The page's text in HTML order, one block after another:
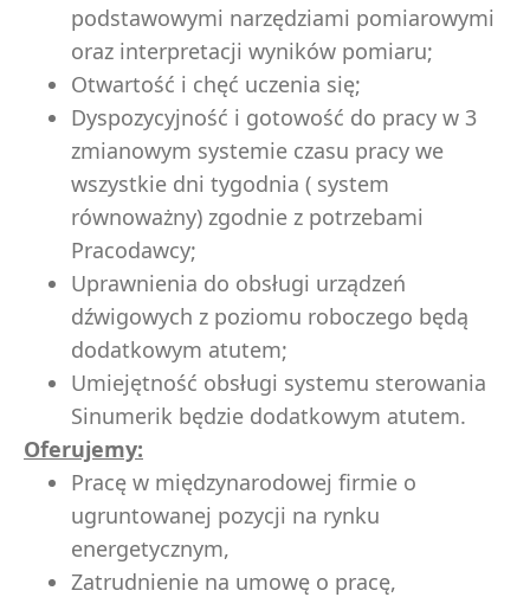
podstawowymi narzędziami pomiarowymi
oraz interpretacji wyników pomiaru;
Otwartość i chęć uczenia się;
Dyspozycyjność i gotowość do pracy w 3
zmianowym systemie czasu pracy we
wszystkie dni tygodnia ( system
równoważny) zgodnie z potrzebami
Pracodawcy;
Uprawnienia do obsługi urządzeń
dźwigowych z poziomu roboczego będą
dodatkowym atutem;
Umiejętność obsługi systemu sterowania
Sinumerik będzie dodatkowym atutem.
Oferujemy:
Pracę w międzynarodowej firmie o
ugruntowanej pozycji na rynku
energetycznym,
Zatrudnienie na umowę o pracę,